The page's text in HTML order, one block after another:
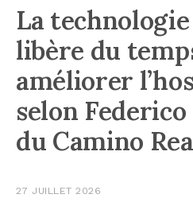
La
libère du
améliorer
selon
du Camino
27 JUILLET 2026